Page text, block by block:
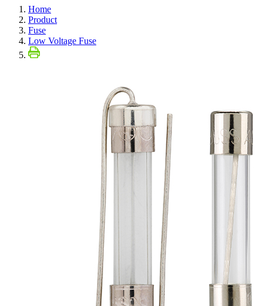
Home
Product
Fuse
Low Voltage Fuse